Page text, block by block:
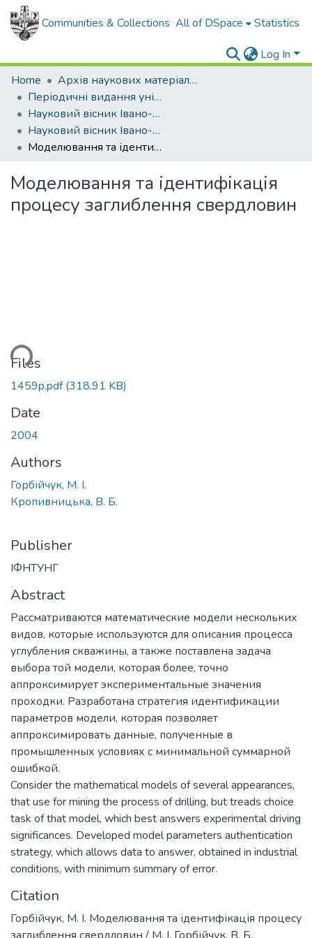
Communities & Collections All of DSpace Statistics
Log In
Home
Архів наукових матеріалів
Періодичні видання університету
Науковий вісник Івано-Франківського національного технічного університету нафти і газу
Науковий вісник Івано-Франківського національного технічного університету нафти і газу - 2004 - №1
Моделювання та ідентифікація процесу заглиблення свердловин
Моделювання та ідентифікація
процесу заглиблення свердловин
Files
1459p.pdf(318.91 KB)
Date
2004
Authors
Горбійчук, М. І.
Кропивницька, В. Б.
Publisher
ІФНТУНГ
Abstract
Рассматриваются математические модели нескольких
видов, которые используются для описания процесса
углубления скважины, а также поставлена задача
выбора той модели, которая более, точно
аппроксимирует экспериментальные значения
проходки. Разработана стратегия идентификации
параметров модели, которая позволяет
аппроксимировать данные, полученные в
промышленных условиях с минимальной суммарной
ошибкой.
Consider the mathematical models of several appearances,
that use for mining the process of drilling, but treads choice
task of that model, which best answers experimental driving
significances. Developed model parameters authentication
strategy, which allows data to answer, obtained in industrial
conditions, with minimum summary of error.
Citation
Горбійчук, М. І. Моделювання та ідентифікація процесу